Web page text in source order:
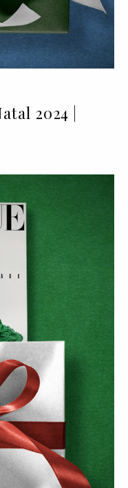
2024 |